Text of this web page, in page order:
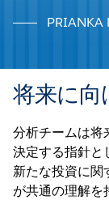
PRIANKA
将来に向
分析チームは将
決定する指針
新たな投資に関
が共通の理解を